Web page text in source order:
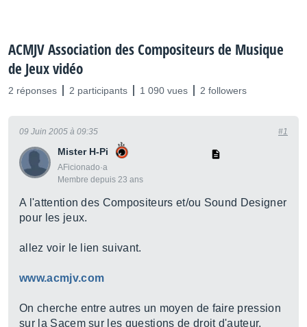
ACMJV Association des Compositeurs de Musique
de Jeux vidéo
2 réponses 2 participants 1 090 vues 2 followers
Mister H-Pi
AFicionado·a
Membre depuis 23 ans
09 Juin 2005 à 09:35 #1
A l'attention des Compositeurs et/ou Sound Designer
pour les jeux.
allez voir le lien suivant.
www.acmjv.com
On cherche entre autres un moyen de faire pression
sur la Sacem sur les questions de droit d'auteur,